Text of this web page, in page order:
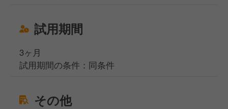
試用期間
3ヶ月
試用期間の条件：同条件
その他